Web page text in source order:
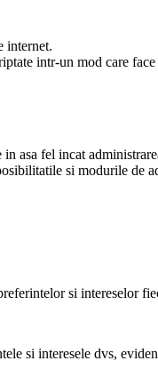
internet.
intr-un mod care
asa fel incat
si modurile de
si intereselor
si interesele dvs,